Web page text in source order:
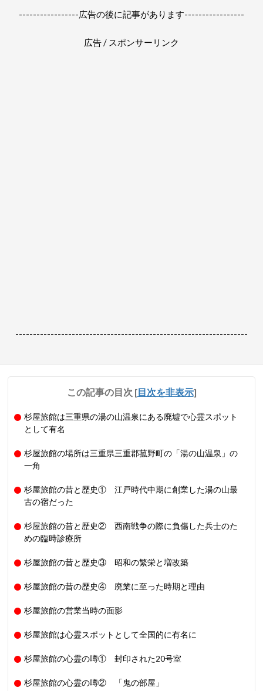
-----------------広告の後に記事があります-----------------
広告 / スポンサーリンク
------------------------------------------------------------------
この記事の目次 [目次を非表示]
杉屋旅館は三重県の湯の山温泉にある廃墟で心霊スポット
として有名
杉屋旅館の場所は三重県三重郡菰野町の「湯の山温泉」の
一角
杉屋旅館の昔と歴史① 江戸時代中期に創業した湯の山最
古の宿だった
杉屋旅館の昔と歴史② 西南戦争の際に負傷した兵士のた
めの臨時診療所
杉屋旅館の昔と歴史③ 昭和の繁栄と増改築
杉屋旅館の昔の歴史④ 廃業に至った時期と理由
杉屋旅館の営業当時の面影
杉屋旅館は心霊スポットとして全国的に有名に
杉屋旅館の心霊の噂① 封印された20号室
杉屋旅館の心霊の噂② 「鬼の部屋」